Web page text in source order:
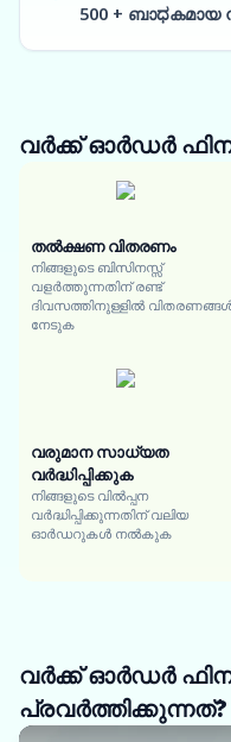
500 + ബാಧകമായ
വർക്ക് ഓർഡർ
തൽക്ഷണ വിതരണം
നിങ്ങളുടെ ബിസിനസ്സ്
വളർത്തുന്നതിന് രണ്ട്
ദിവസത്തിനുള്ളിൽ
നേടുക
വരുമാന സാധ്യത
വർദ്ധിപ്പിക്കുക
നിങ്ങളുടെ വിൽപ്പന
വർദ്ധിപ്പിക്കുന്നതിന് വലിയ
ഓർഡറുകൾ നൽകുക
വർക്ക് ഓർഡർ
പ്രവർത്തിക്കുന്നത്?